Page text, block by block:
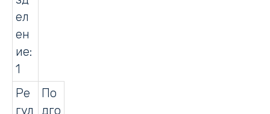
ел
ен
ие:
1
Ре
гул
По
дго